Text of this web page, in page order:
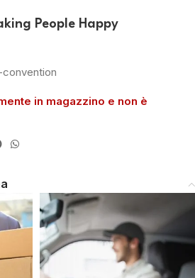
People Happy
in magazzino e non è